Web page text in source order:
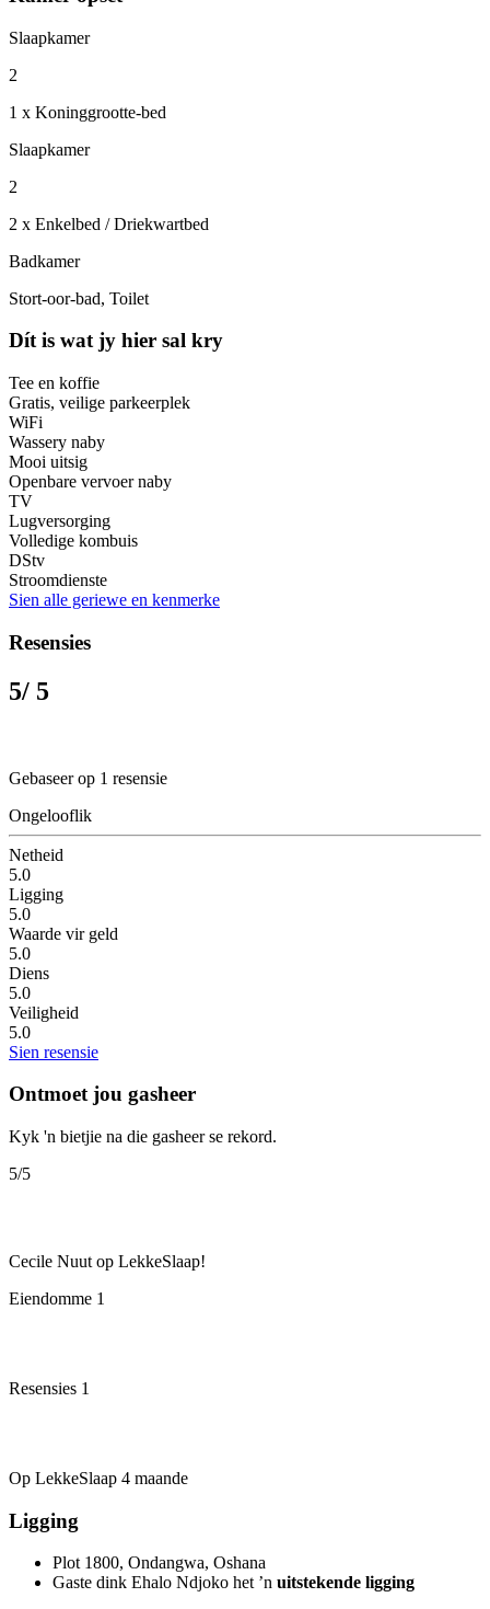
Slaapkamer
2
1 x Koninggrootte-bed
Slaapkamer
2
2 x Enkelbed / Driekwartbed
Badkamer
Stort-oor-bad, Toilet
Dít is wat jy hier sal kry
Tee en koffie
Gratis, veilige parkeerplek
WiFi
Wassery naby
Mooi uitsig
Openbare vervoer naby
TV
Lugversorging
Volledige kombuis
DStv
Stroomdienste
Sien alle geriewe en kenmerke
Resensies
5/ 5
Gebaseer op 1 resensie
Ongelooflik
Netheid
5.0
Ligging
5.0
Waarde vir geld
5.0
Diens
5.0
Veiligheid
5.0
Sien resensie
Ontmoet jou gasheer
Kyk 'n bietjie na die gasheer se rekord.
5/5
Cecile Nuut op LekkeSlaap!
Eiendomme 1
Resensies 1
Op LekkeSlaap 4 maande
Ligging
Plot 1800, Ondangwa, Oshana
Gaste dink Ehalo Ndjoko het ’n uitstekende ligging